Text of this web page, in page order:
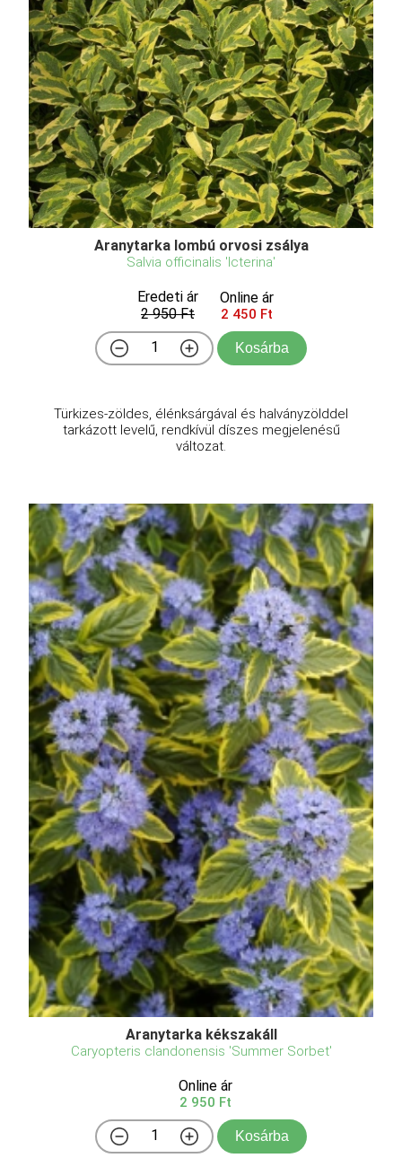
Aranytarka lombú orvosi zsálya
Salvia officinalis 'Icterina'
Eredeti ár
2 950 Ft
Online ár
2 450 Ft
Kosárba
Türkizes-zöldes, élénksárgával és halványzölddel
tarkázott levelű, rendkívül díszes megjelenésű
változat.
Aranytarka kékszakáll
Caryopteris clandonensis 'Summer Sorbet'
Online ár
2 950 Ft
Kosárba